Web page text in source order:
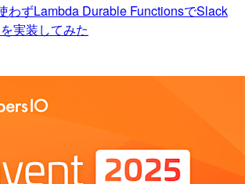
わずLambda Durable FunctionsでSlack
実装してみた